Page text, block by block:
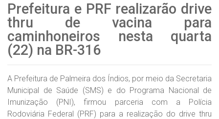
Prefeitura e PRF realizarão drive
thru de vacina para
caminhoneiros nesta quarta
(22) na BR-316
A Prefeitura de Palmeira dos Índios, por meio da Secretaria
Municipal de Saúde (SMS) e do Programa Nacional de
Imunização (PNI), firmou parceria com a Polícia
Rodoviária Federal (PRF) para a realização do drive thru